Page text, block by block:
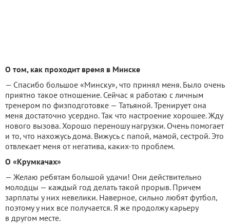
О том, как проходит время в Минске
— Спасибо большое «Минску», что принял меня. Было очень
приятно такое отношение. Сейчас я работаю с личным
тренером по физподготовке — Татьяной. Тренирует она
меня достаточно усердно. Так что настроение хорошее. Жду
нового вызова. Хорошо переношу нагрузки. Очень помогает
и то, что нахожусь дома. Вижусь с папой, мамой, сестрой. Это
отвлекает меня от негатива, каких-то проблем.
О «Крумкачах»
— Желаю ребятам большой удачи! Они действительно
молодцы — каждый год делать такой прорыв. Причем
зарплаты у них невелики. Наверное, сильно любят футбол,
поэтому у них все получается. Я же продолжу карьеру
в другом месте.